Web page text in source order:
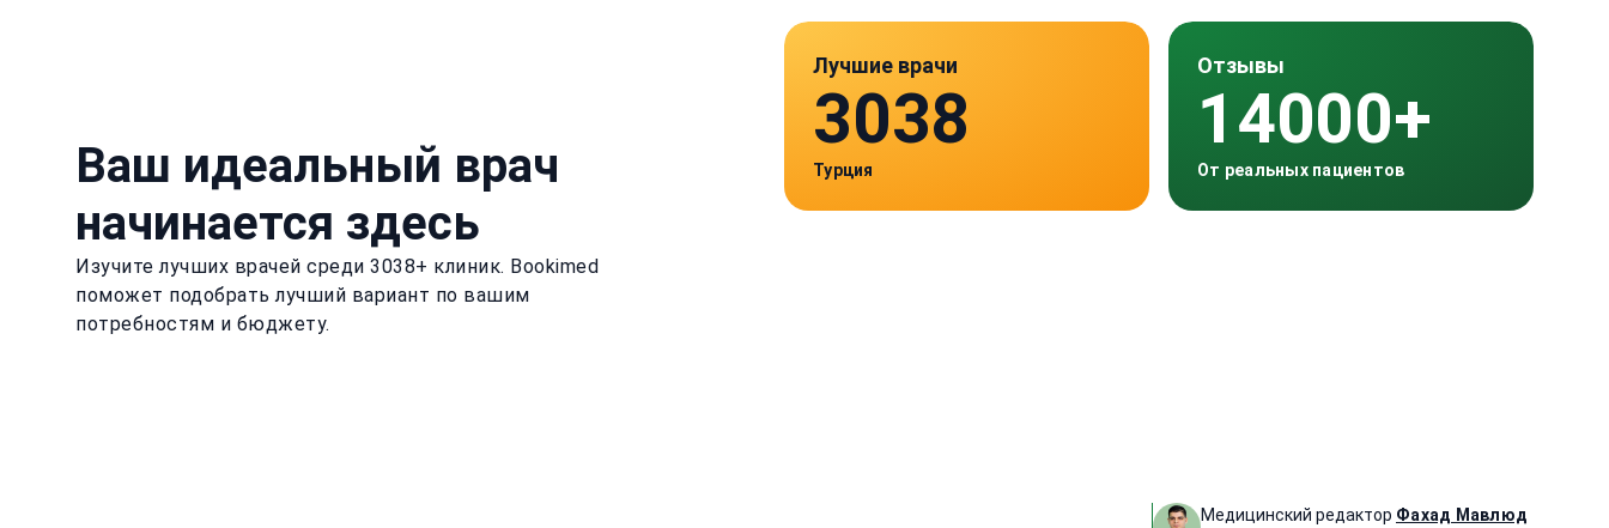
Ваш идеальный врач
начинается здесь
Изучите лучших врачей среди 3038+ клиник. Bookimed
поможет подобрать лучший вариант по вашим
потребностям и бюджету.
Медицинский редактор Фахад Мавлюд
Лучшие врачи
3038
Турция
Отзывы
14000+
От реальных пациентов